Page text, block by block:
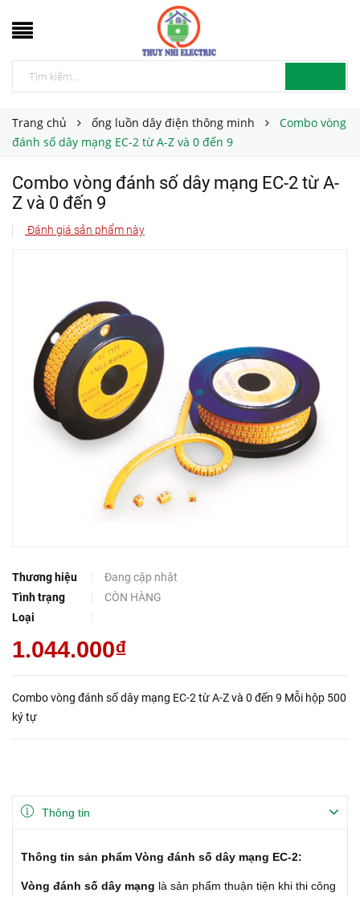
Trang chủ ống luồn dây điện thông minh
Combo vòng
đánh số dây mạng EC-2 từ A-Z và 0 đến 9
Combo vòng đánh số dây mạng EC-2 từ A-
Z và 0 đến 9
Đánh giá sản phẩm này
Thương hiệu
Đang cập nhật
Tình trạng
CÒN HÀNG
Loại
1.044.000₫
Combo vòng đánh số dây mạng EC-2 từ A-Z và 0 đến 9 Mỗi hộp 500
ký tự
Thông tin
Thông tin sản phẩm Vòng đánh số dây mạng EC-2:
Vòng đánh số dây mạng là sản phẩm thuận tiện khi thi công